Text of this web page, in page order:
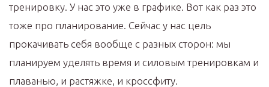
тренировку. У нас это уже в графике. Вот как раз это
тоже про планирование. Сейчас у нас цель
прокачивать себя вообще с разных сторон: мы
планируем уделять время и силовым тренировкам и
плаванью, и растяжке, и кроссфиту.